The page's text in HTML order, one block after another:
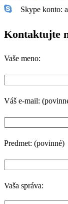
Skype konto:
Kontaktujte
Vaše meno:
Váš e-mail:
Predmet: (povinné)
Vaša správa: